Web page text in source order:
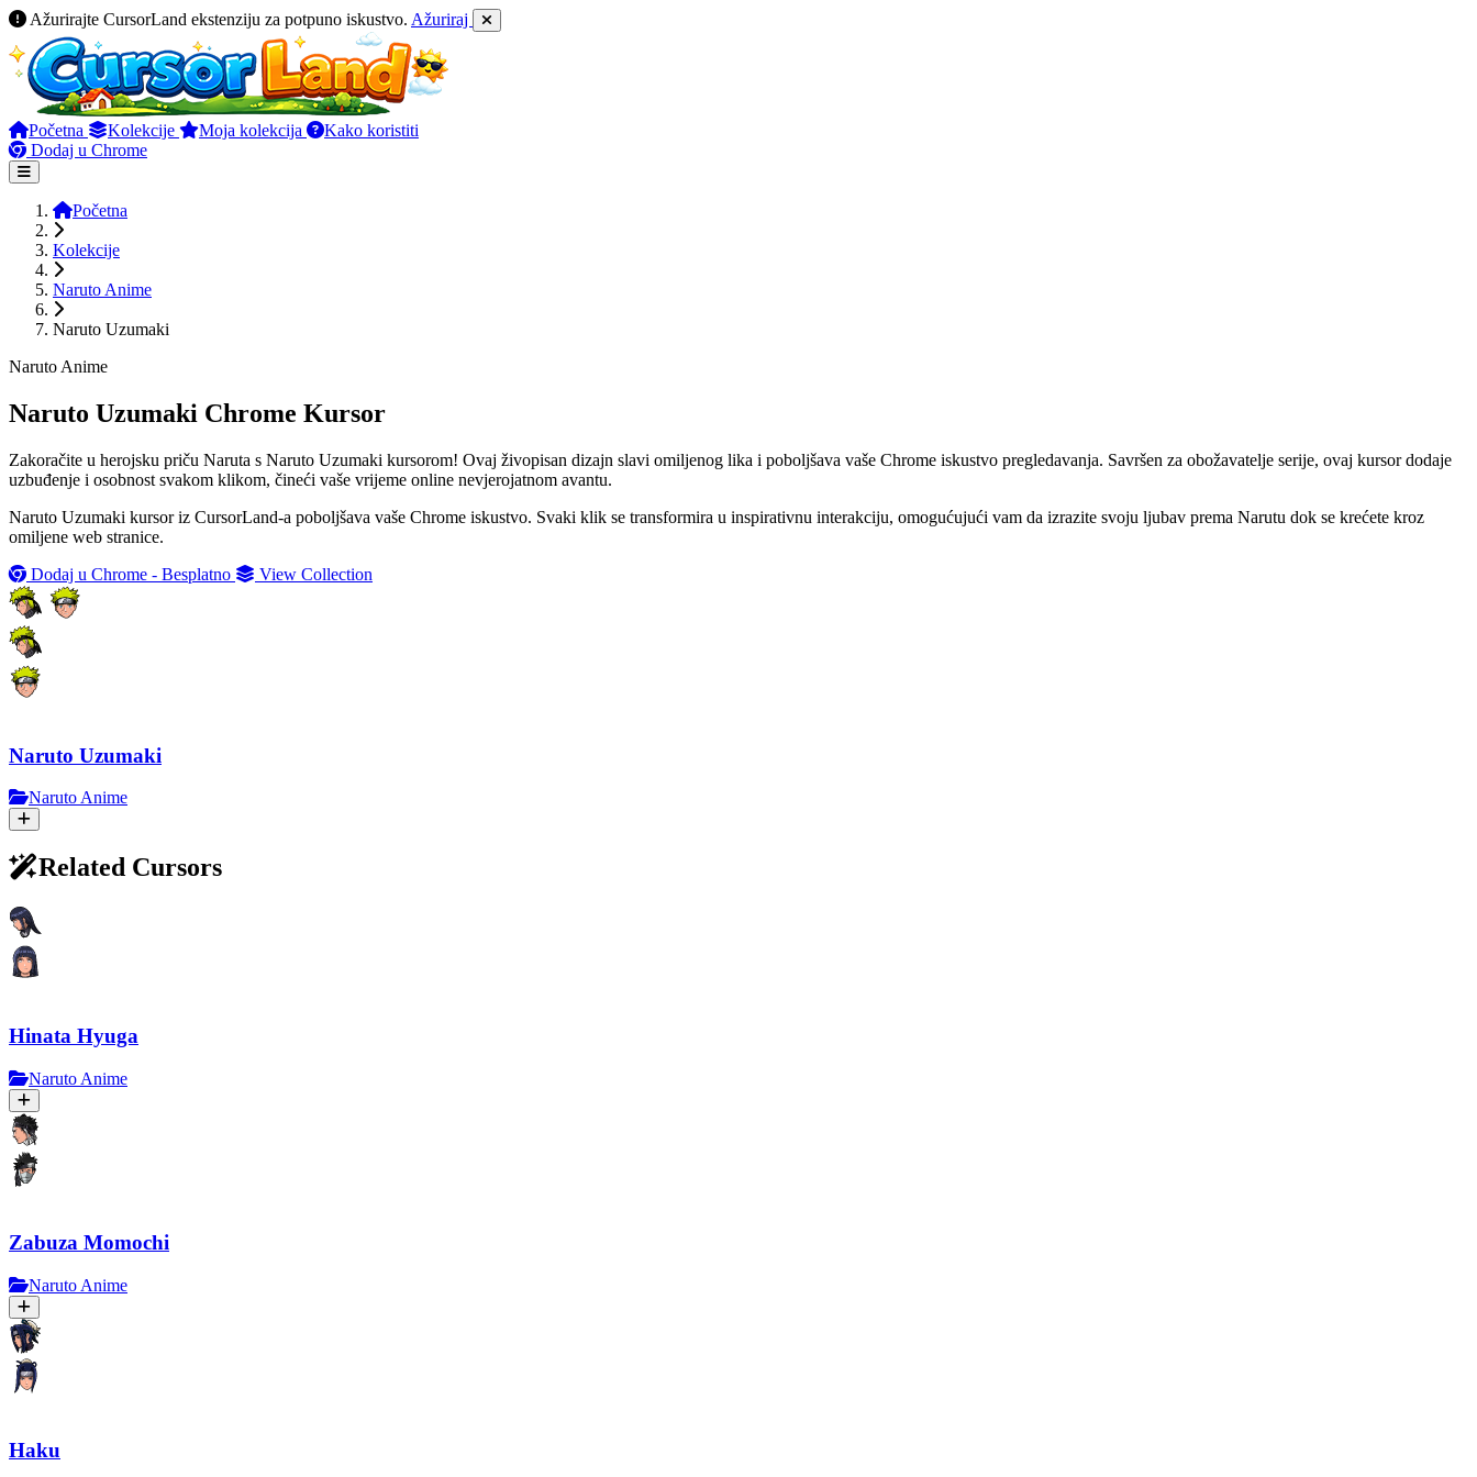
Ažurirajte CursorLand ekstenziju za potpuno iskustvo. Ažuriraj
Početna Kolekcije Moja kolekcija
Kako koristiti
Dodaj u Chrome
Početna
Kolekcije
Naruto Anime
Naruto Uzumaki
Naruto Anime
Naruto Uzumaki Chrome Kursor
Zakoračite u herojsku priču Naruta s Naruto Uzumaki kursorom! Ovaj živopisan dizajn slavi omiljenog lika i poboljšava vaše Chrome iskustvo pregledavanja. Savršen za obožavatelje serije, ovaj kursor dodaje
uzbuđenje i osobnost svakom klikom, čineći vaše vrijeme online nevjerojatnom avantu.
Naruto Uzumaki kursor iz CursorLand-a poboljšava vaše Chrome iskustvo. Svaki klik se transformira u inspirativnu interakciju, omogućujući vam da izrazite svoju ljubav prema Narutu dok se krećete kroz
omiljene web stranice.
Dodaj u Chrome - Besplatno
View Collection
Naruto Uzumaki
Naruto Anime
Related Cursors
Hinata Hyuga
Naruto Anime
Zabuza Momochi
Naruto Anime
Haku